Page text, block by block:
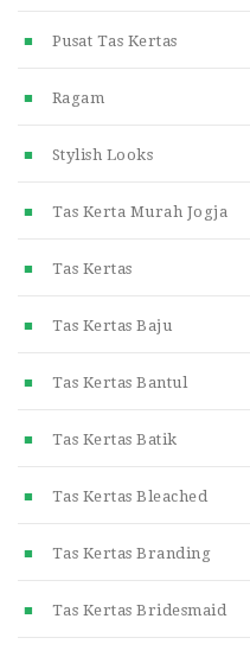
Pusat Tas Kertas
Ragam
Stylish Looks
Tas Kerta Murah Jogja
Tas Kertas
Tas Kertas Baju
Tas Kertas Bantul
Tas Kertas Batik
Tas Kertas Bleached
Tas Kertas Branding
Tas Kertas Bridesmaid